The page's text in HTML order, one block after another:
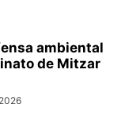
ambiental
de Mitzar